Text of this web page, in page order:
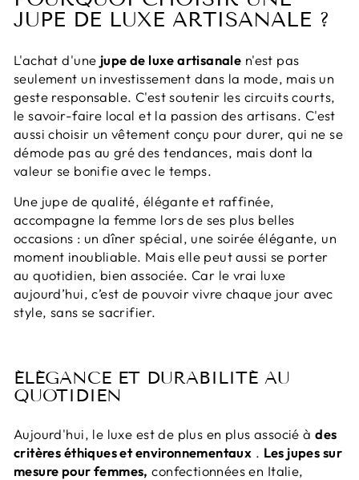
JUPE DE LUXE ARTISANALE ?
L'achat d'une jupe de luxe artisanale n'est pas
seulement un investissement dans la mode, mais un
geste responsable. C'est soutenir les circuits courts,
le savoir-faire local et la passion des artisans. C'est
aussi choisir un vêtement conçu pour durer, qui ne se
démode pas au gré des tendances, mais dont la
valeur se bonifie avec le temps.
Une jupe de qualité, élégante et raffinée,
accompagne la femme lors de ses plus belles
occasions : un dîner spécial, une soirée élégante, un
moment inoubliable. Mais elle peut aussi se porter
au quotidien, bien associée. Car le vrai luxe
aujourd’hui, c’est de pouvoir vivre chaque jour avec
style, sans se sacrifier.
ÉLÉGANCE ET DURABILITÉ AU
QUOTIDIEN
Aujourd'hui, le luxe est de plus en plus associé àdes
critères éthiques et environnementaux . Les jupes sur
mesure pour femmes, confectionnées en Italie,